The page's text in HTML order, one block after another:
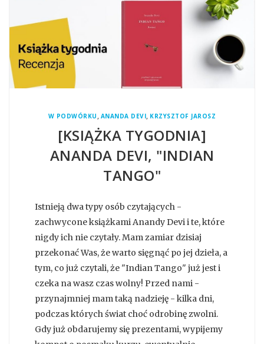
W PODWÓRKU , ANANDA DEVI, KRZYSZTOF JAROSZ
[KSIĄŻKA TYGODNIA]
ANANDA DEVI, "INDIAN
TANGO"
Istnieją dwa typy osób czytających -
zachwycone książkami Anandy Devi i te, które
nigdy ich nie czytały. Mam zamiar dzisiaj
przekonać Was, że warto sięgnąć po jej dzieła, a
tym, co już czytali, że "Indian Tango" już jest i
czeka na wasz czas wolny! Przed nami -
przynajmniej mam taką nadzieję - kilka dni,
podczas których świat choć odrobinę zwolni.
Gdy już obdarujemy się prezentami, wypijemy